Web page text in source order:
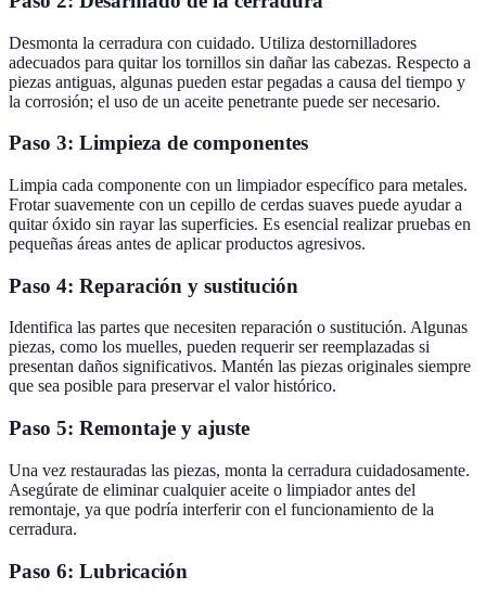
Desmonta la cerradura con cuidado. Utiliza destornilladores
adecuados para quitar los tornillos sin dañar las cabezas. Respecto a
piezas antiguas, algunas pueden estar pegadas a causa del tiempo y
la corrosión; el uso de un aceite penetrante puede ser necesario.
Paso 3: Limpieza de componentes
Limpia cada componente con un limpiador específico para metales.
Frotar suavemente con un cepillo de cerdas suaves puede ayudar a
quitar óxido sin rayar las superficies. Es esencial realizar pruebas en
pequeñas áreas antes de aplicar productos agresivos.
Paso 4: Reparación y sustitución
Identifica las partes que necesiten reparación o sustitución. Algunas
piezas, como los muelles, pueden requerir ser reemplazadas si
presentan daños significativos. Mantén las piezas originales siempre
que sea posible para preservar el valor histórico.
Paso 5: Remontaje y ajuste
Una vez restauradas las piezas, monta la cerradura cuidadosamente.
Asegúrate de eliminar cualquier aceite o limpiador antes del
remontaje, ya que podría interferir con el funcionamiento de la
cerradura.
Paso 6: Lubricación